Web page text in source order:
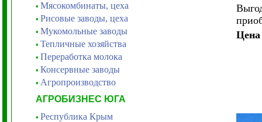
• Мясокомбинаты, цеха
• Рисовые заводы, цеха
• Мукомольные заводы
• Тепличные хозяйства
• Переработка молока
• Консервные заводы
• Агропроизводство
АГРОБИЗНЕС ЮГА
• Республика Крым